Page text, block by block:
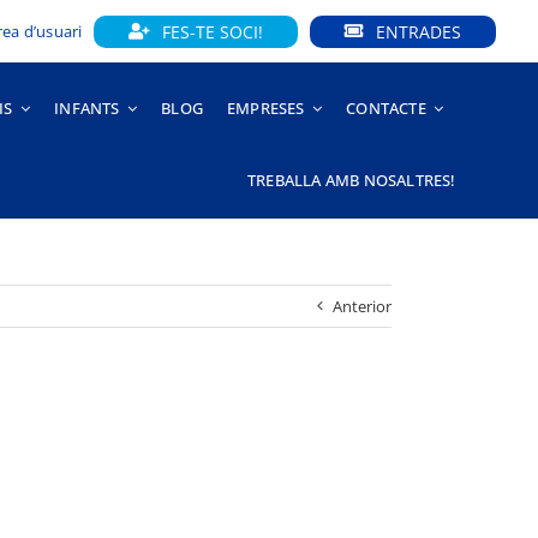
d’usuari FES-TE SOCI! ENTRADES
INFANTS BLOG EMPRESES CONTACTE
TREBALLA AMB NOSALTRES!
Anterior